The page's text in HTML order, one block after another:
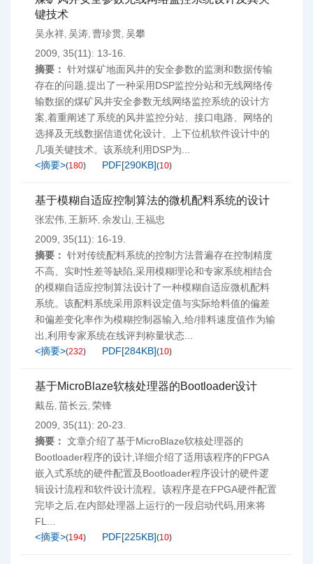
键技术
吴永祥, 吴涛, 曹珍贯, 吴攀
2009, 35(11): 13-16.
摘要： 针对煤矿地面风井的安全参数的监测和数据传输
存在的问题,提出了一种采用DSP监控分站和无线网络传
输数据的煤矿风井安全参数无线网络监控系统的设计方
案,着重阐述了系统的风井监控分站、接口电路、网络的
选择及无线数据信道优化设计、上下位机软件设计中的
几项关键技术。该系统利用DSP为...
<摘要>(180) PDF[290KB](10)
基于模糊自适应控制算法的微机配料系统的设计
张宏伟, 王新环, 余发山, 王福忠
2009, 35(11): 16-19.
摘要： 针对传统配料系统的控制方法普遍存在控制精度
不高、实时性差等缺陷,采用模糊理论和专家系统相结合
的模糊自适应控制算法设计了一种模糊自适应微机配料
系统。该配料系统采用原料设定值与实际给料值的偏差
和偏差变化率作为模糊控制器输入,给/排料速度值作为输
出,利用专家系统在线评判称量状态...
<摘要>(232) PDF[284KB](10)
基于MicroBlaze软核处理器的Bootloader设计
戴岳, 苗长云, 荣锋
2009, 35(11): 20-23.
摘要： 文章介绍了基于MicroBlaze软核处理器的
Bootloader程序的设计,详细介绍了适用该程序的FPGA
嵌入式系统的硬件配置及Bootloader程序设计的硬件逻
辑设计流程和软件设计流程。该程序是在FPGA硬件配置
完毕之后,在内部处理器上运行的一段启动代码,用来将
FL...
<摘要>(194) PDF[225KB](10)